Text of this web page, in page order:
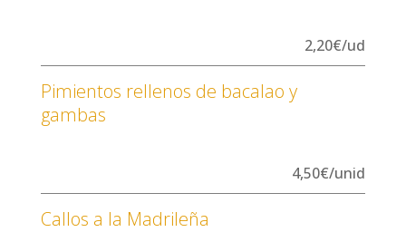
2,20€/ud
Pimientos rellenos de bacalao y
gambas
4,50€/unid
Callos a la Madrileña